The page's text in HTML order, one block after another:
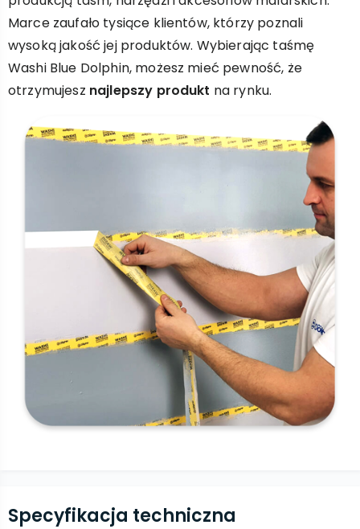
Marce zaufało tysiące klientów, którzy poznali
wysoką jakość jej produktów. Wybierając taśmę
Washi Blue Dolphin, możesz mieć pewność, że
otrzymujesz najlepszy produkt na rynku.
Specyfikacja techniczna